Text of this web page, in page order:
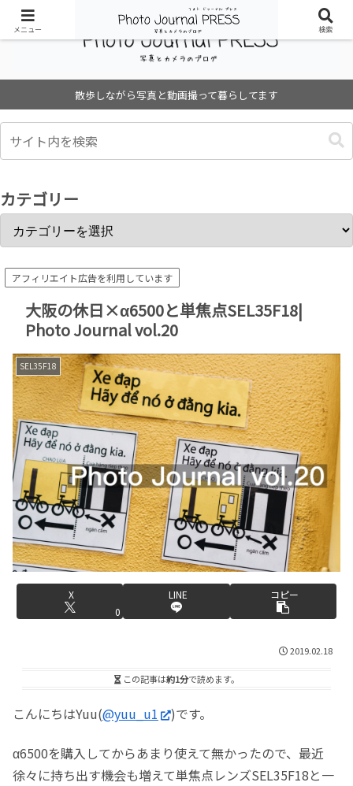
散歩しながら写真と動画撮って暮らしてます
カテゴリー
アフィリエイト広告を利用しています
大阪の休日×α6500と単焦点SEL35F18|
Photo Journal vol.20
SEL35F18
X
0
LINE コピー
2019.02.18
この記事は約1分で読めます。
こんにちはYuu(@yuu_u1 )です。
α6500を購入してからあまり使えて無かったので、最近
徐々に持ち出す機会も増えて単焦点レンズSEL35F18と一
メニュー 検索